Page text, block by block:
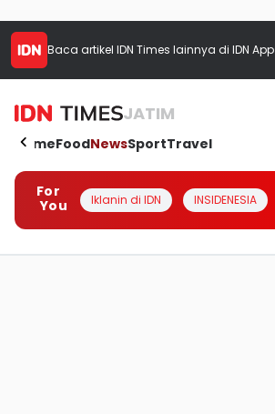
Baca artikel IDN Times lainnya di IDN App
JATIM
HomeFoodNewsSportTravel
For
You
Iklanin di IDN INSIDENESIA